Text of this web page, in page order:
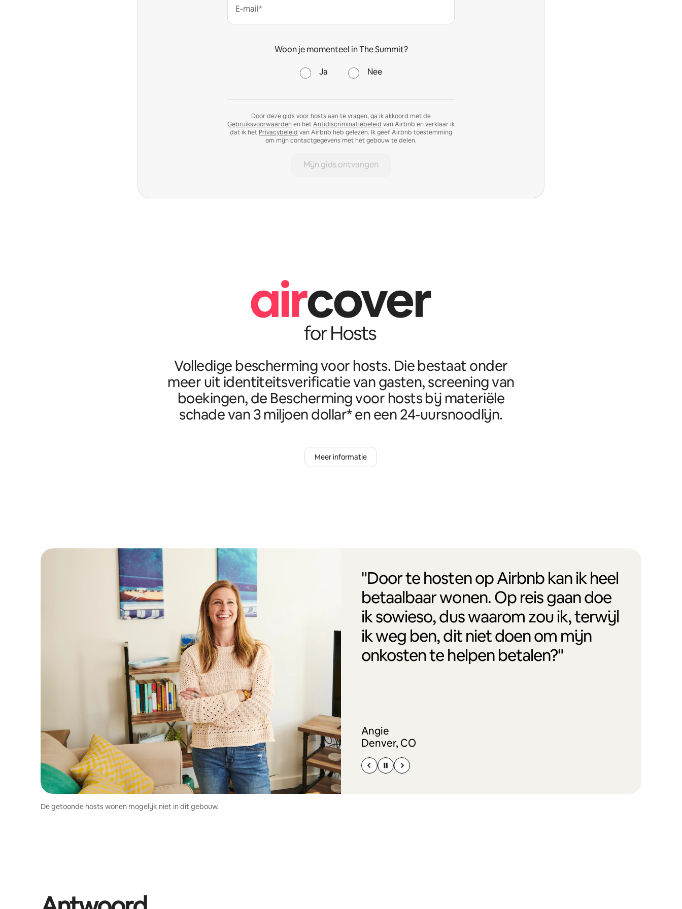
E-mail*
Woon je momenteel in The Summit?
Ja Nee
Door deze gids voor hosts aan te vragen, ga ik akkoord met de
Gebruiksvoorwaarden en hetAntidiscriminatiebeleid van Airbnb en verklaar ik
dat ik het Privacybeleid van Airbnb heb gelezen. Ik geef Airbnb toestemming
om mijn contactgegevens met het gebouw te delen.
Mijn gids ontvangen
Volledige bescherming voor hosts. Die bestaat onder
meer uit identiteitsverificatie van gasten, screening van
boekingen, de Bescherming voor hosts bij materiële
schade van 3 miljoen dollar* en een 24-uursnoodlijn.
Meer informatie
"Door te hosten op Airbnb kan ik heel
betaalbaar wonen. Op reis gaan doe
ik sowieso, dus waarom zou ik, terwijl
ik weg ben, dit niet doen om mijn
onkosten te helpen betalen?"
Angie
Denver, CO
De getoonde hosts wonen mogelijk niet in dit gebouw.